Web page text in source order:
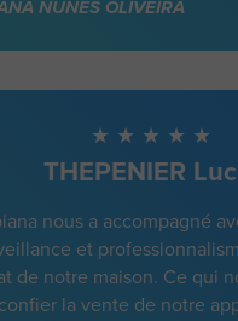
NUNES OLIVEIRA
THEPENIER
nous a accompagné
et
de notre maison. Ce qui
la vente de notre